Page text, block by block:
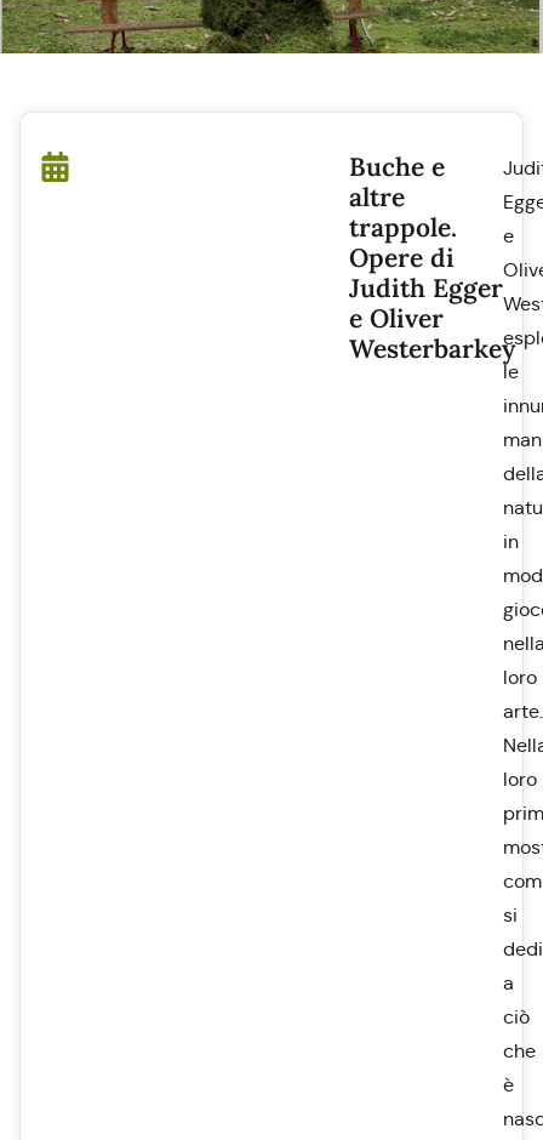
Buche e
altre
trappole.
Opere di
Judith Egger
e Oliver
Westerbarkey
e
le
in
loro
arte.
loro
si
a
ciò
che
è